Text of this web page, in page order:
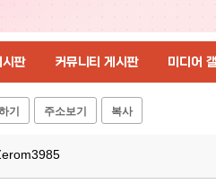
판 커뮤니티 게시판 미디어
기 주소보기 복사